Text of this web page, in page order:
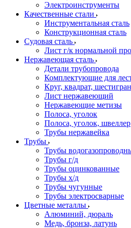
Электроинструменты
Качественные стали
Инструментальная сталь
Конструкционная сталь
Судовая сталь
Лист г/к нормальной
Нержавеющая сталь
Детали трубопровода
Комплектующие для
Круг, квадрат,
Лист нержавеющий
Нержавеющие метизы
Полоса, уголок
Полоса, уголок, швеллер
Трубы нержавейка
Трубы
Трубы
Трубы г/д
Трубы оцинкованные
Трубы х/д
Трубы чугунные
Трубы электросварные
Цветные металлы
Алюминий, дюраль
Медь, бронза, латунь